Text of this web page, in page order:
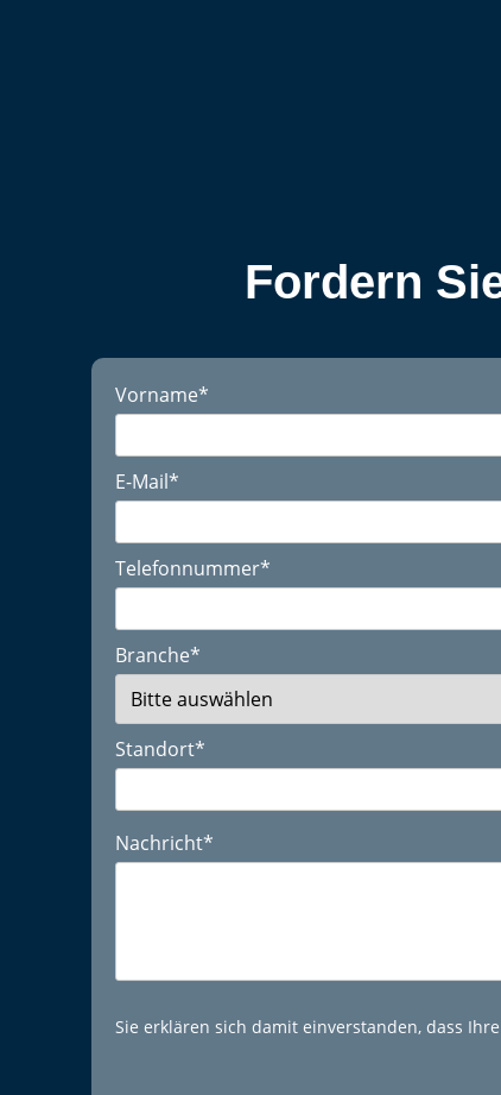
Fordern
Vorname*
E-Mail*
Telefonnummer*
Branche*
Standort*
Nachricht*
Sie erklären sich damit einverstanden, dass